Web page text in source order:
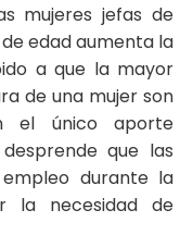
mujeres jefas de
edad aumenta la
a que la mayor
de una mujer son
el único aporte
que las
durante la
la necesidad de